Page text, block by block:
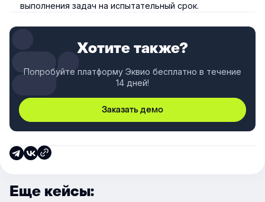
выполнения задач на испытательный срок.
Хотите также?
Попробуйте платформу Эквио бесплатно в течение
14 дней!
Заказать демо
Еще кейсы: